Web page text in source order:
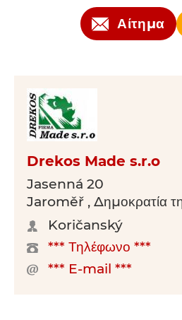
Αίτημα
Drekos Made s.r.o
Jasenná 20
Jaroměř , Δημοκρατία
Koričanský
*** Τηλέφωνο ***
*** E-mail ***